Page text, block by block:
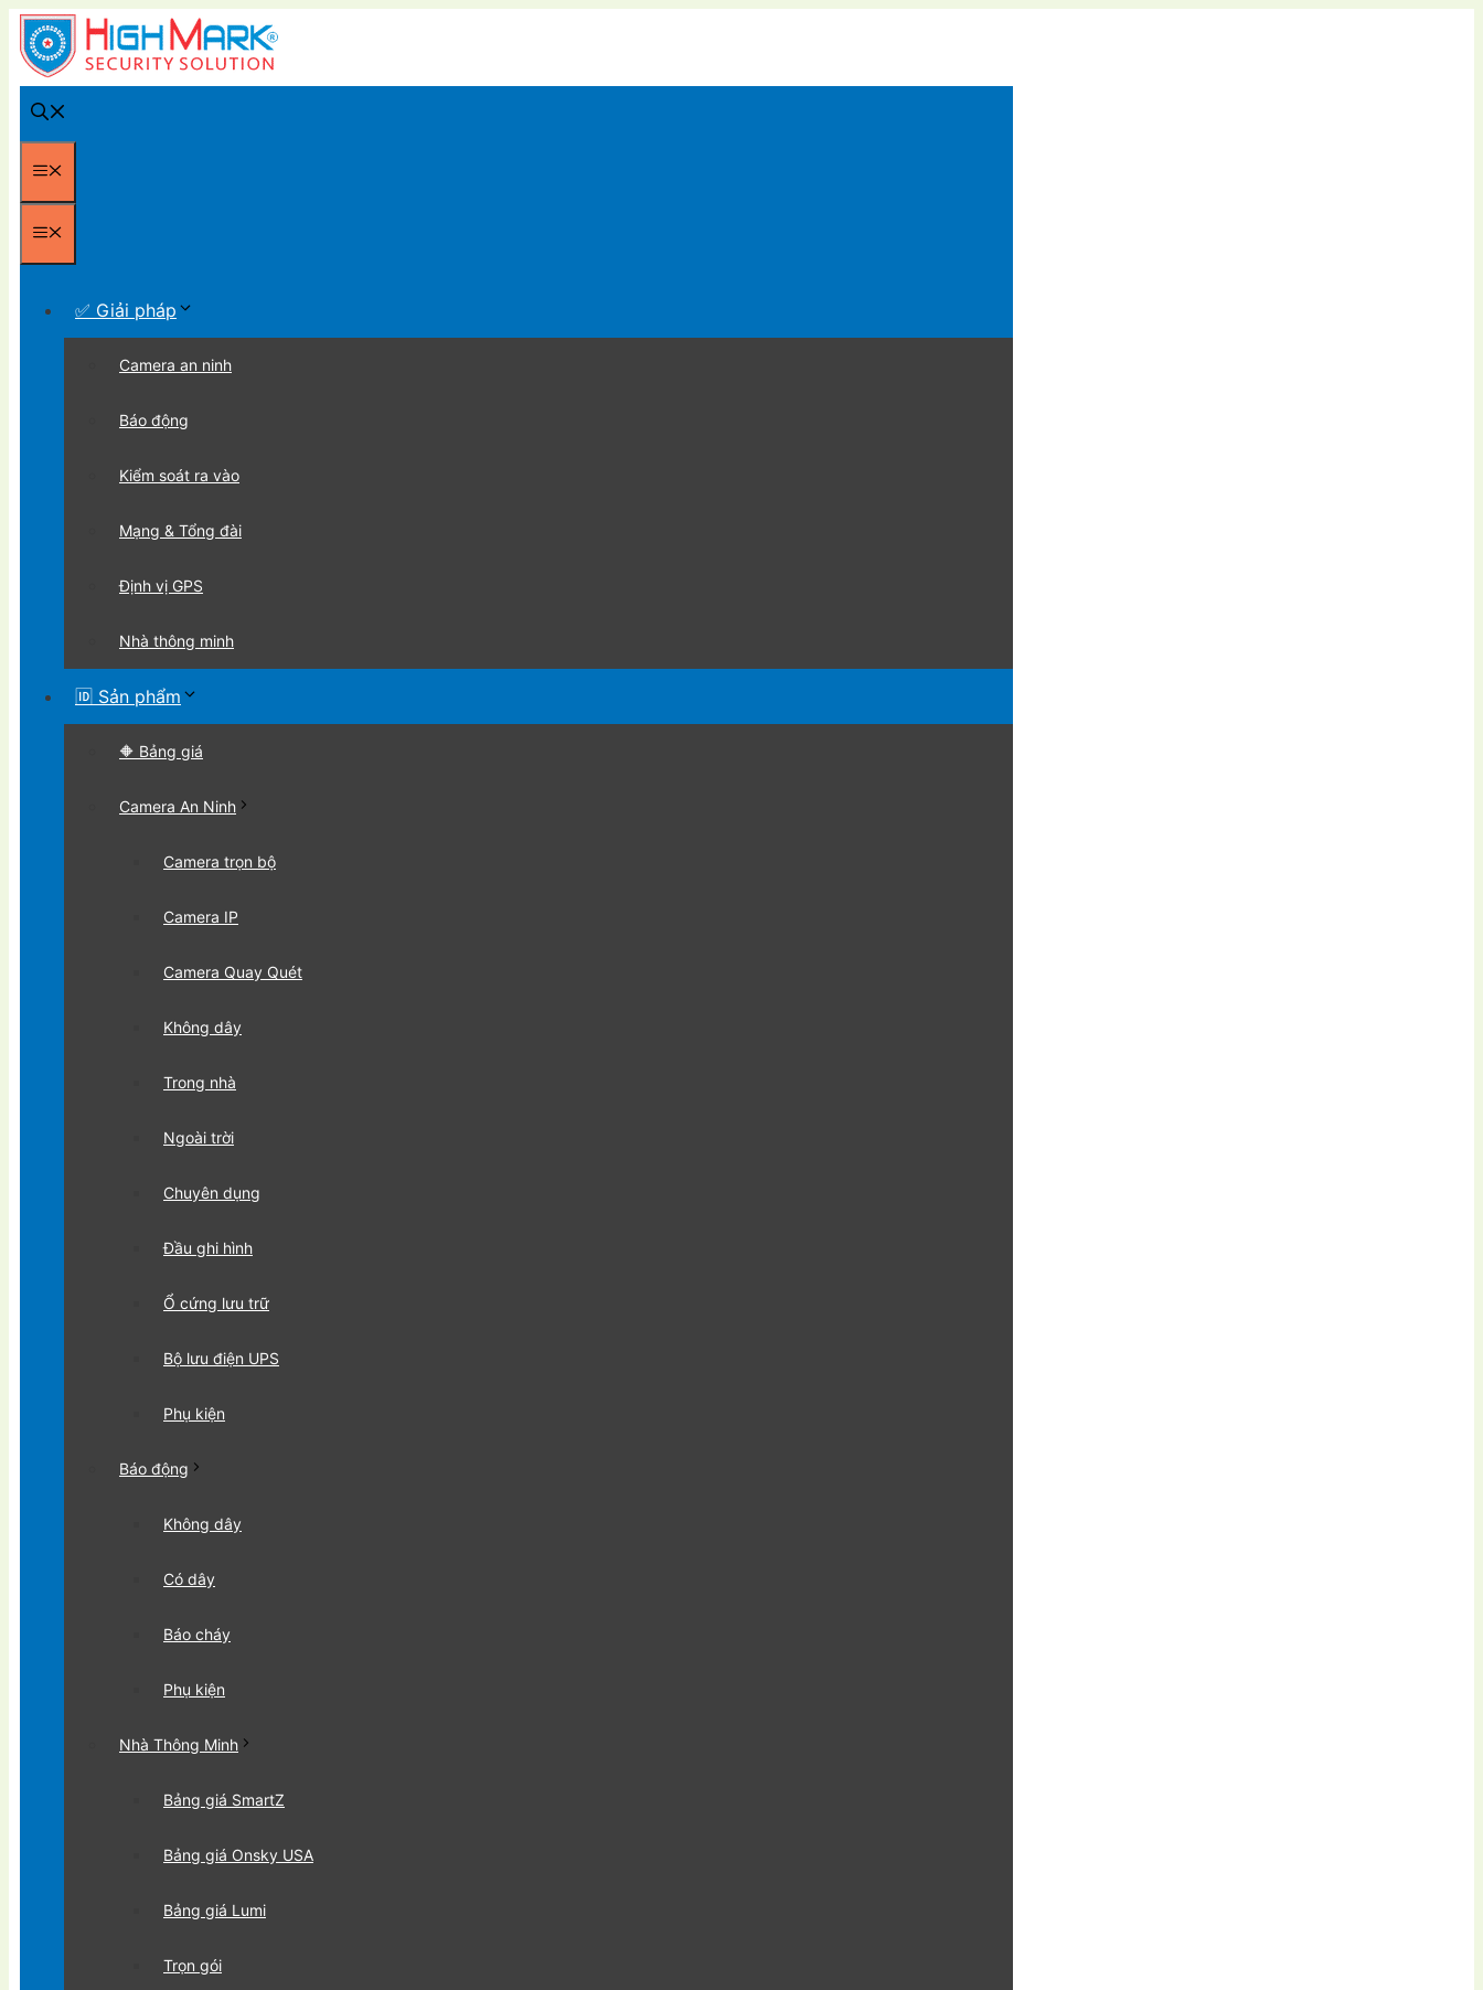
Chuyển
đến
nội
dung
Menu
Menu
✅ Giải pháp
Camera an ninh
Báo động
Kiểm soát ra vào
Mạng & Tổng đài
Định vị GPS
Nhà thông minh
🆔 Sản phẩm
🔶 Bảng giá
Camera An Ninh
Camera trọn bộ
Camera IP
Camera Quay Quét
Không dây
Trong nhà
Ngoài trời
Chuyên dụng
Đầu ghi hình
Ổ cứng lưu trữ
Bộ lưu điện UPS
Phụ kiện
Báo động
Không dây
Có dây
Báo cháy
Phụ kiện
Nhà Thông Minh
Bảng giá SmartZ
Bảng giá Onsky USA
Bảng giá Lumi
Trọn gói